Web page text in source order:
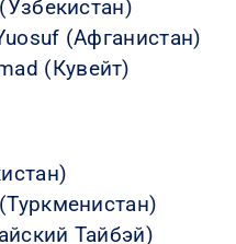
(Афганистан)
(Кувейт)
Тайбэй)